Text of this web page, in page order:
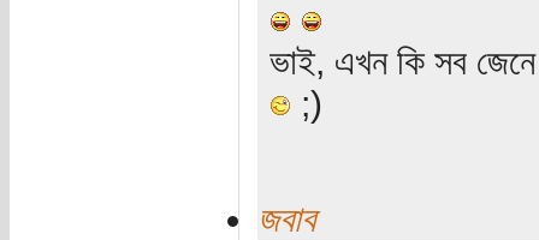
ভাই, এখন কি সব
;)
জবাব